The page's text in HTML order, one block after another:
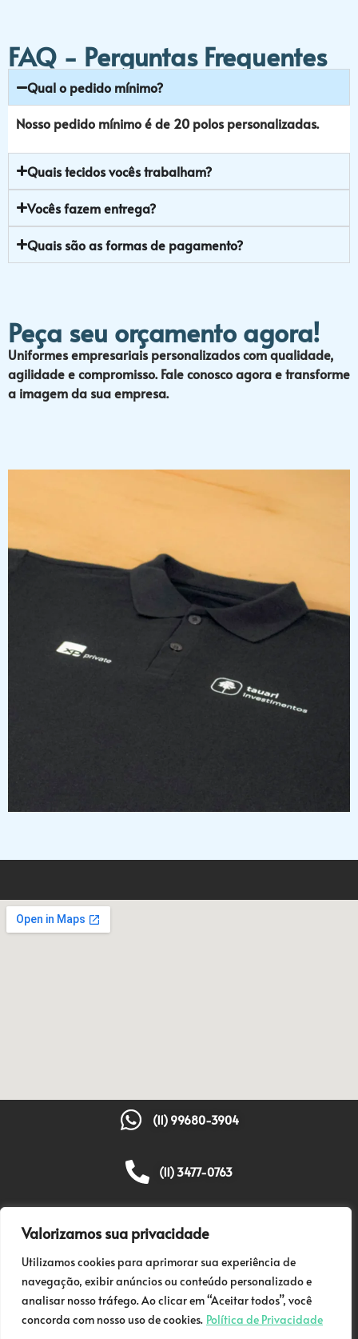
Valorizamos sua privacidade
Utilizamos cookies para aprimorar sua experiência de
navegação, exibir anúncios ou conteúdo personalizado e
analisar nosso tráfego. Ao clicar em “Aceitar todos”, você
concorda com nosso uso de cookies. Política de Privacidade
FAQ - Perguntas Frequentes
Qual o pedido mínimo?
Nosso pedido mínimo é de 20 polos personalizadas.
Quais tecidos vocês trabalham?
Vocês fazem entrega?
Quais são as formas de pagamento?
Peça seu orçamento agora!
Uniformes empresariais personalizados com qualidade,
agilidade e compromisso. Fale conosco agora e transforme
a imagem da sua empresa.
(11) 99680-3904
(11) 3477-0763
contato@visualtextil.com.br
R. Coriolano, 2069 - Lapa São Paulo - SP